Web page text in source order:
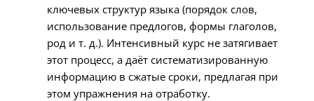
ключевых структур языка (порядок слов,
использование предлогов, формы глаголов,
род и т. д.). Интенсивный курс не затягивает
этот процесс, а даёт систематизированную
информацию в сжатые сроки, предлагая при
этом упражнения на отработку.